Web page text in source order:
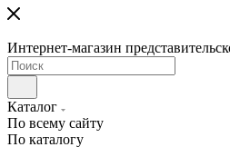
Интернет-магазин
Каталог
По всему сайту
По каталогу